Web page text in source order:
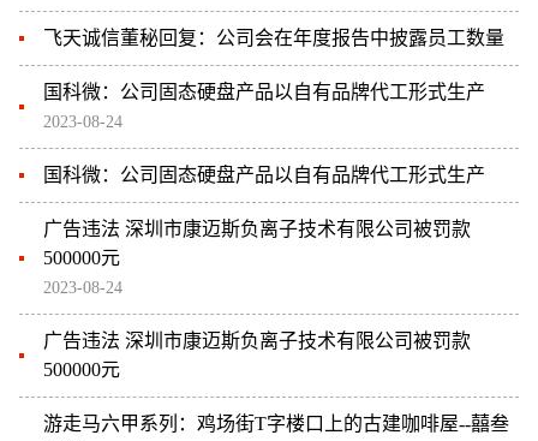
飞天诚信董秘回复：公司会在年度报告中披露员工数量
国科微：公司固态硬盘产品以自有品牌代工形式生产
2023-08-24
国科微：公司固态硬盘产品以自有品牌代工形式生产
广告违法 深圳市康迈斯负离子技术有限公司被罚款
500000元
2023-08-24
广告违法 深圳市康迈斯负离子技术有限公司被罚款
500000元
游走马六甲系列：鸡场街T字楼口上的古建咖啡屋--囍叁